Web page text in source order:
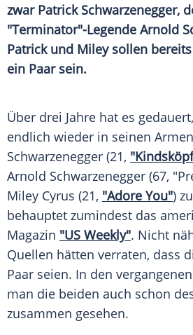
zwar Patrick Schwarzenegger,
"Terminator"-Legende Arnold
Patrick und Miley sollen
ein Paar sein.
Über drei Jahre hat es
endlich wieder in seinen
Schwarzenegger (21,
Arnold Schwarzenegger (67,
Miley Cyrus (21, "Adore You")
behauptet zumindest das
Magazin "US Weekly". Nicht
Quellen hätten verraten, dass
Paar seien. In den
man die beiden auch schon
zusammen gesehen.